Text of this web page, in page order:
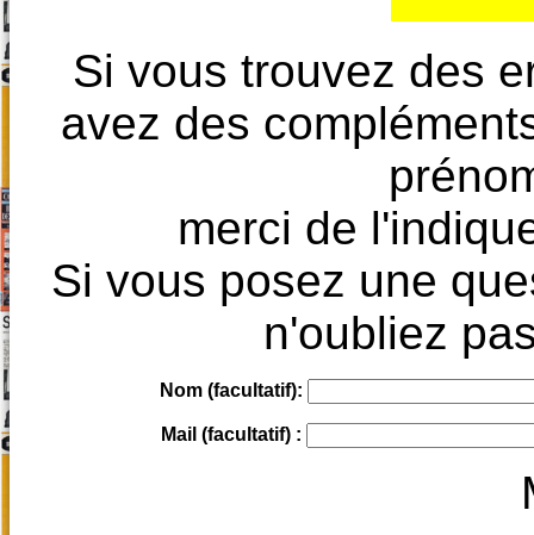
Si vous trouvez des
avez des
merci de
Si vous posez une
n'oubliez
Nom (facultatif):
Mail (facultatif) :